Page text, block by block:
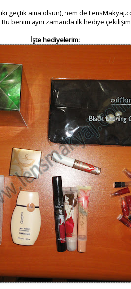
geçtik ama olsun), hem de
benim aynı zamanda ilk hediye
İşte hediyelerim: